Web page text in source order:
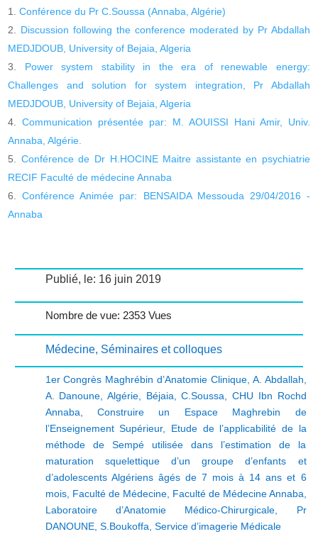
Conférence du Pr C.Soussa (Annaba, Algérie)
Discussion following the conference moderated by Pr Abdallah
MEDJDOUB, University of Bejaia, Algeria
Power system stability in the era of renewable energy:
Challenges and solution for system integration, Pr Abdallah
MEDJDOUB, University of Bejaia, Algeria
Communication présentée par: M. AOUISSI Hani Amir, Univ.
Annaba, Algérie.
Conférence de Dr H.HOCINE Maitre assistante en psychiatrie
RECIF Faculté de médecine Annaba
Conférence Animée par: BENSAIDA Messouda 29/04/2016 -
Annaba
Publié, le: 16 juin 2019
Nombre de vue: 2353 Vues
Médecine, Séminaires et colloques
1er Congrès Maghrébin d’Anatomie Clinique, A. Abdallah
A. Danoune
Algérie, Béjaia ,C.Soussa ,CHU Ibn Rochd
Annaba
Construire un Espace Maghrebin de
l’Enseignement Supérieur, Etude de l’applicabilité de la
méthode de Sempé utilisée dans l’estimation de la
maturation squelettique d’un groupe d’enfants et
d’adolescents Algériens âgés de 7 mois à 14 ans et 6
mois, Faculté de Médecine, Faculté de Médecine Annaba
Laboratoire d’Anatomie Médico-Chirurgicale
Pr
DANOUNE, S.Boukoffa Service d’imagerie Médicale